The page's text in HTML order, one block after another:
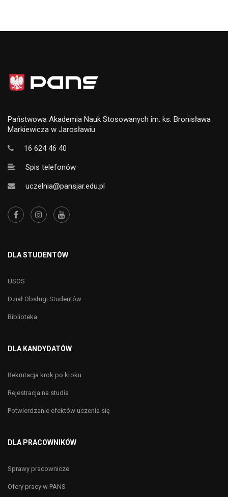
Państwowa Akademia Nauk Stosowanych im. ks. Bronisława
Markiewicza w Jarosławiu
16 624 46 40
Spis telefonów
uczelnia@pansjar.edu.pl
DLA STUDENTÓW
USOS
Dział Obsługi Studentów
Biblioteka
DLA KANDYDATÓW
Rekrutacja krok po kroku
Rejestracja na studia
Potwierdzanie efektów uczenia się
DLA PRACOWNIKÓW
Sprawy pracownicze
Ofery pracy w PANS